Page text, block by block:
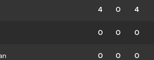
4 0 4
0 0 0
0 0 0